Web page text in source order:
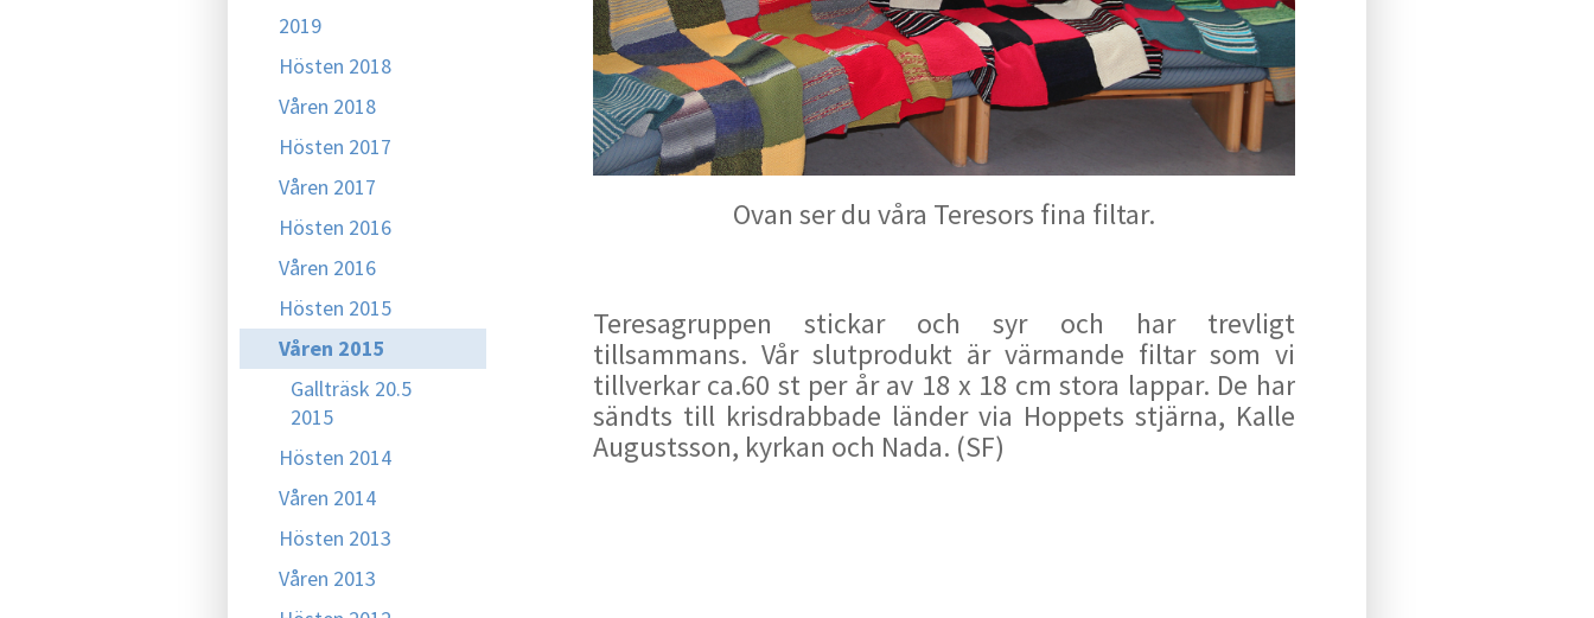
2019
Hösten 2018
Våren 2018
Hösten 2017
Våren 2017
Hösten 2016
Våren 2016
Hösten 2015
Våren 2015
Gallträsk 20.5
2015
Hösten 2014
Våren 2014
Hösten 2013
Våren 2013
Ovan ser du våra Teresors fina filtar.
Teresagruppen stickar och syr och har trevligt
tillsammans. Vår slutprodukt är värmande filtar som vi
tillverkar ca.60 st per år av 18 x 18 cm stora lappar. De har
sändts till krisdrabbade länder via Hoppets stjärna, Kalle
Augustsson, kyrkan och Nada. (SF)